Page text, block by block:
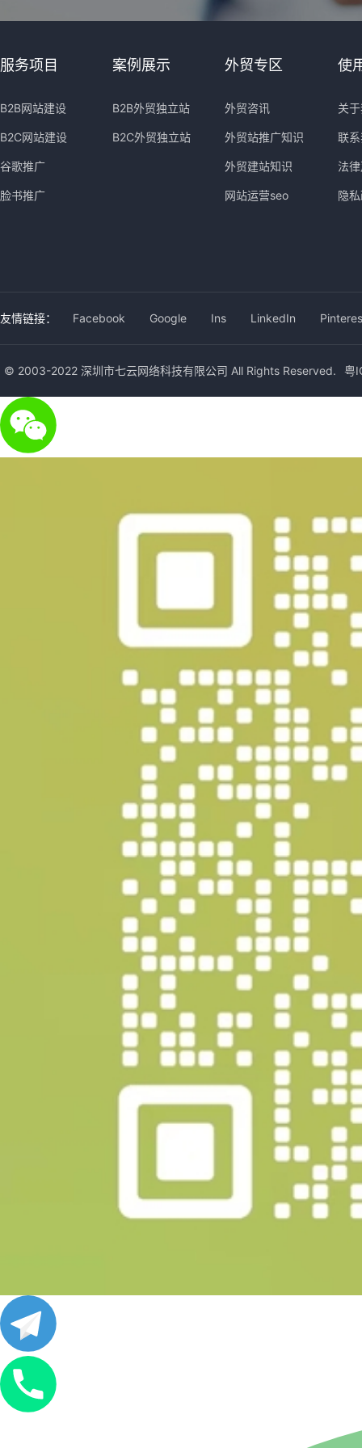
服务项目
B2B网站建设
B2C网站建设
谷歌推广
脸书推广
案例展示
B2B外贸独立站
B2C外贸独立站
外贸专区
外贸咨讯
外贸站推广知识
外贸建站知识
网站运营seo
使
关
联
法
隐
友情链接： Facebook Google Ins LinkedIn
© 2003-2022 深圳市七云网络科技有限公司 All Rights Reserved. 粤